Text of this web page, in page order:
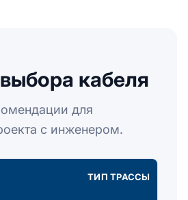
кабеля
для
с инженером.
ТИП ТРАССЫ